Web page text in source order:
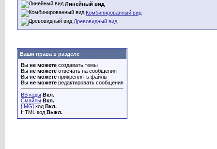
Линейный вид
Комбинированный вид
Древовидный вид
Ваши права в разделе
Вы не можете создавать темы
Вы не можете отвечать на сообщения
Вы не можете прикреплять файлы
Вы не можете редактировать сообщения
BB коды Вкл.
Смайлы Вкл.
[IMG] код Вкл.
HTML код Выкл.